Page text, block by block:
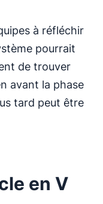
à réfléchir
pourrait
de trouver
avant la phase
tard peut être
en V